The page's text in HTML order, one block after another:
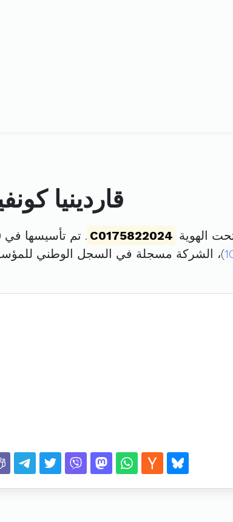
قاردينيا
الهوية C0175822024
)، الشركة مسجلة في السجل الوطني